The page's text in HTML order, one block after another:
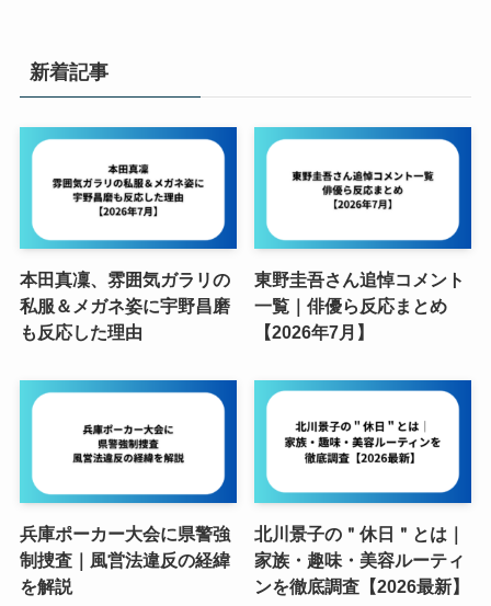
新着記事
本田真凜、雰囲気ガラリの
私服＆メガネ姿に宇野昌磨
も反応した理由
東野圭吾さん追悼コメント
一覧｜俳優ら反応まとめ
【2026年7月】
兵庫ポーカー大会に県警強
制捜査｜風営法違反の経緯
を解説
北川景子の＂休日＂とは｜
家族・趣味・美容ルーティ
ンを徹底調査【2026最新】